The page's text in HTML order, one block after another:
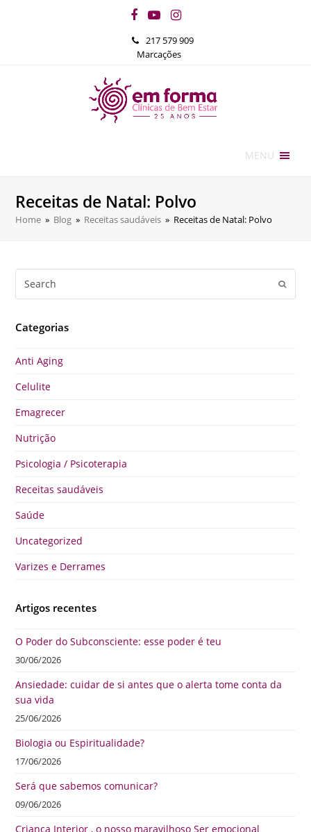
Facebook
YouTubeInstagram
217 579 909
Marcações
MENU
Receitas de Natal: Polvo
Home » Blog » Receitas saudáveis » Receitas de Natal: Polvo
Categorias
Anti Aging
Celulite
Emagrecer
Nutrição
Psicologia / Psicoterapia
Receitas saudáveis
Saúde
Uncategorized
Varizes e Derrames
Artigos recentes
O Poder do Subconsciente: esse poder é teu
30/06/2026
Ansiedade: cuidar de si antes que o alerta tome conta da
sua vida
25/06/2026
Biologia ou Espiritualidade?
17/06/2026
Será que sabemos comunicar?
09/06/2026
Criança Interior , o nosso maravilhoso Ser emocional